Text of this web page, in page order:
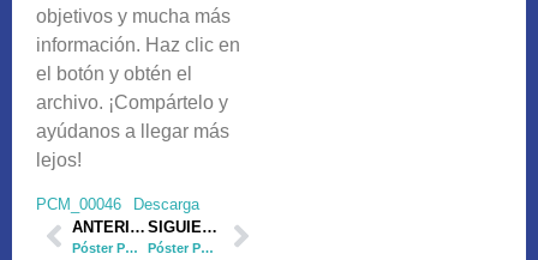
objetivos y mucha más
información. Haz clic en
el botón y obtén el
archivo. ¡Compártelo y
ayúdanos a llegar más
lejos!
PCM_00046
Descarga
ANTERIOR
Póster PCM_00044
SIGUIENTE
Póster PCM_00059